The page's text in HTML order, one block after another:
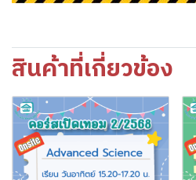
สินค้าที่เกี่ยวข้อง